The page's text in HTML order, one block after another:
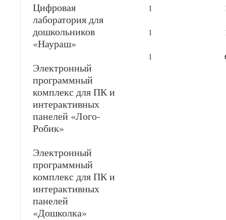
Цифровая
лаборатория для
дошкольников
«Наураш»
Электронный
программный
комплекс для ПК и
интерактивных
панелей «Лого-
Робик»
Электронный
программный
комплекс для ПК и
интерактивных
панелей
«Дошколка»
1
1
1